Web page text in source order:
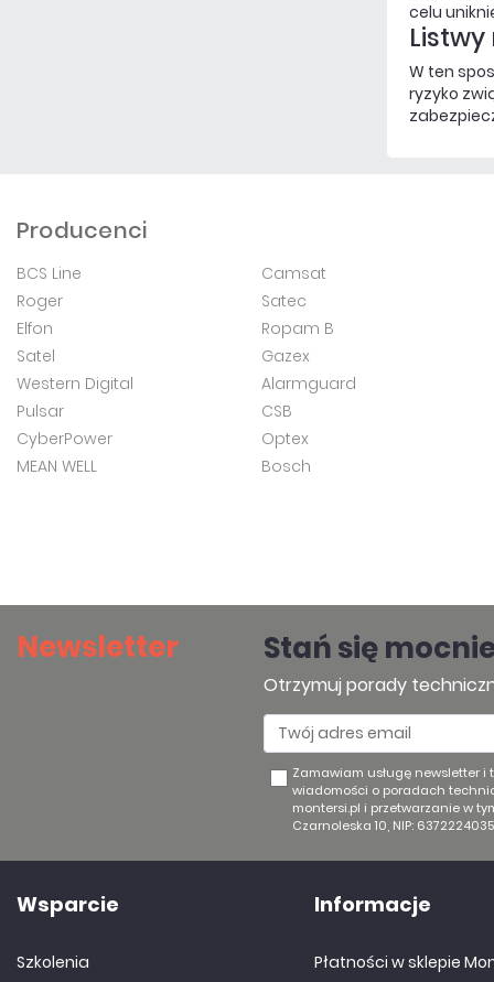
celu
W ten
ryzyko
Producenci
BCS Line
Roger
Elfon
Satel
Western Digital
Pulsar
CyberPower
MEAN WELL
Camsat
Satec
Ropam B
Gazex
Alarmguard
CSB
Optex
Bosch
Newsletter Stań się
Otrzymuj porady
Zamawiam usługę newsletter
wiadomości o poradach
montersi.pl i przetwarzanie w
Czarnoleska 10, NIP:
Wsparcie
Szkolenia
Informacje
Płatności w sklepie